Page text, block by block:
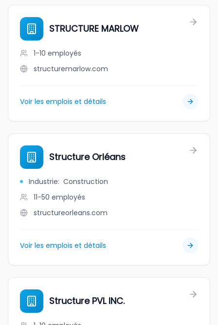
STRUCTURE MARLOW
1-10 employés
structuremarlow.com
Voir les emplois et détails
Structure Orléans
Industrie: Construction
11-50 employés
structureorleans.com
Voir les emplois et détails
Structure PVL INC.